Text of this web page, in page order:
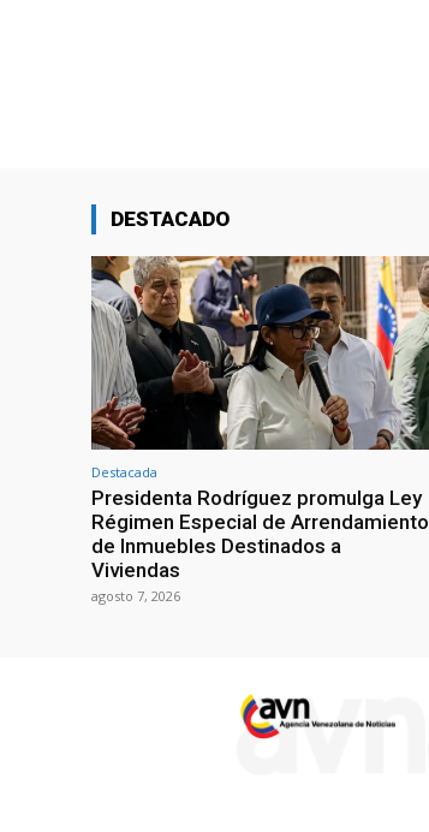
DESTACADO
Destacada
Presidenta Rodríguez promulga Ley
Régimen Especial de Arrendamiento
de Inmuebles Destinados a
Viviendas
agosto 7, 2026